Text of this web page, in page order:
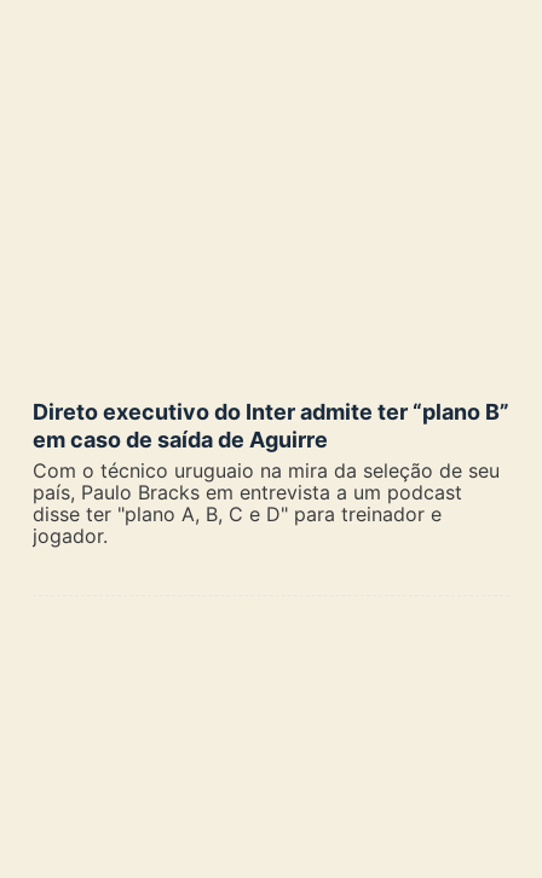
Direto executivo do Inter admite ter “plano B”
em caso de saída de Aguirre
Com o técnico uruguaio na mira da seleção de seu
país, Paulo Bracks em entrevista a um podcast
disse ter "plano A, B, C e D" para treinador e
jogador.